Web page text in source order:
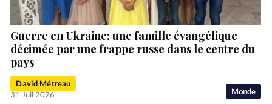
Monde
Guerre en Ukraine: une famille évangélique
décimée par une frappe russe dans le centre du
pays
David Métreau
31 Juil 2026